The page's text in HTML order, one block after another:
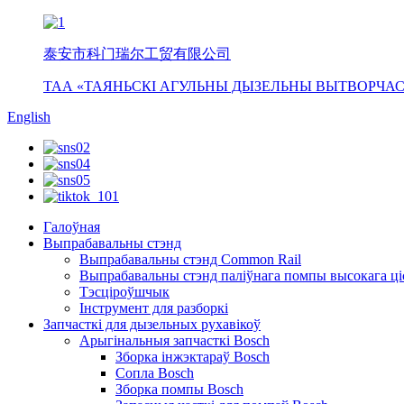
泰安市科门瑞尔工贸有限公司
ТАА «ТАЯНЬСКІ АГУЛЬНЫ ДЫЗЕЛЬНЫ
English
Галоўная
Выпрабавальны стэнд
Выпрабавальны стэнд Common Rail
Выпрабавальны стэнд паліўнага помпы высокага
Тэсціроўшчык
Інструмент для разборкі
Запчасткі для дызельных рухавікоў
Арыгінальныя запчасткі Bosch
Зборка інжэктараў Bosch
Сопла Bosch
Зборка помпы Bosch